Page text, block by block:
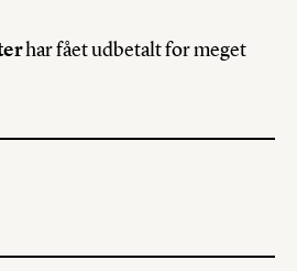
har fået udbetalt for meget